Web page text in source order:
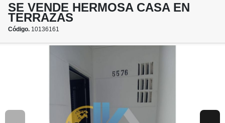
SE VENDE HERMOSA CASA EN
TERRAZAS
Código. 10136161